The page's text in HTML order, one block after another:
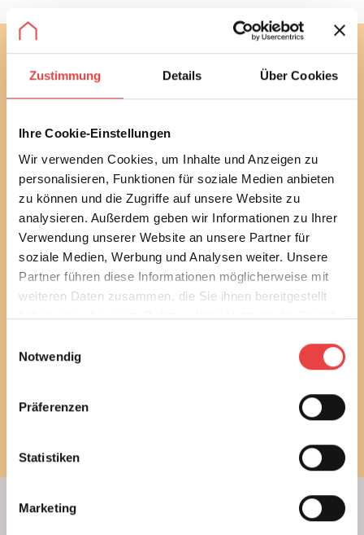
Zustimmung Details Über Cookies
Ihre Cookie-Einstellungen
Wir verwenden Cookies, um Inhalte und Anzeigen zu
personalisieren, Funktionen für soziale Medien anbieten
zu können und die Zugriffe auf unsere Website zu
analysieren. Außerdem geben wir Informationen zu Ihrer
Verwendung unserer Website an unsere Partner für
soziale Medien, Werbung und Analysen weiter. Unsere
Partner führen diese Informationen möglicherweise mit
weiteren Daten zusammen, die Sie ihnen bereitgestellt
haben oder die sie im Rahmen Ihrer Nutzung der Dienste
Notwendig
Präferenzen
Statistiken
Marketing
Abonnieren Sie jetzt unseren
kostenlosen Newsletter
bautechnischen und baurechtlichen
Erfahren Sie außerdem alle aktuellen Termine und
Entwicklungen des Vereins.
Sie können diesen Service in jedem Newsletter wieder
abbestellen.
Ich habe die
Datenschutzbestimmungen gelesen
und stimme diesen zu.
Newsletter bestellen